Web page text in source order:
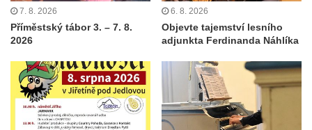
7. 8. 2026
Příměstský tábor 3. – 7. 8.
2026
6. 8. 2026
Objevte tajemství lesního
adjunkta Ferdinanda Náhlíka